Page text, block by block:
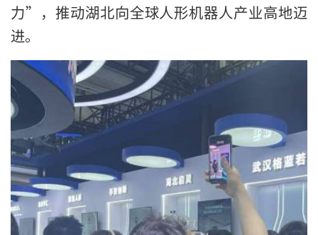
力”，推动湖北向全球人形机器人产业高地迈
进。